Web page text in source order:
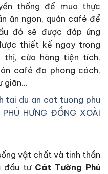
thống để mua thực
ăn ngon, quán café để
đó sẽ được đáp ứng
thiết kế ngay trong
thị, cừa hàng tiện tích,
café đa phong cách,
giãn…
vật chất và tinh thần
đầu tư Cát Tường Phú